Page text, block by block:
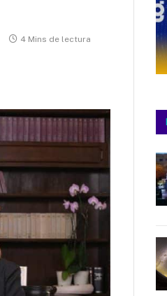
4 Mins de lectura